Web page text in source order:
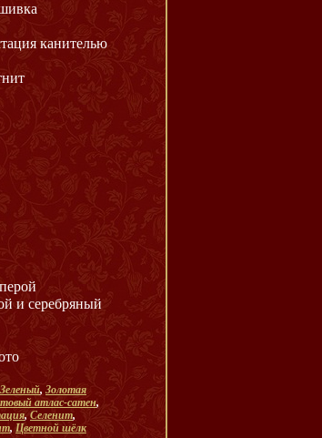
канителью
и серебряный
Зеленый, Золотая
атлас-сатен,
, Селенит,
, Цветной шёлк